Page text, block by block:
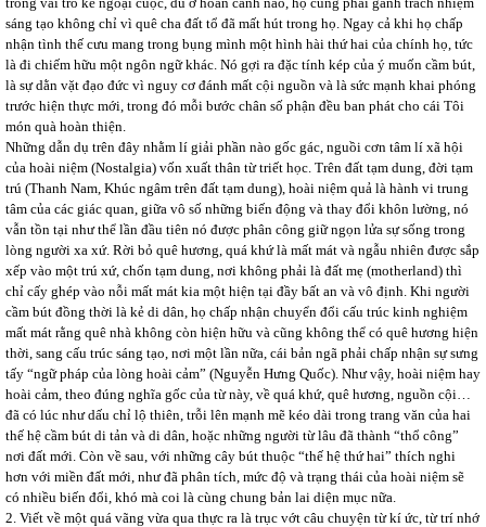
sáng tạo không chỉ vì quê cha đất tổ đã mất hút trong họ. Ngay cả khi họ chấp
nhận tình thế cưu mang trong bụng mình một hình hài thứ hai của chính họ, tức
là đi chiếm hữu một ngôn ngữ khác. Nó gợi ra đặc tính kép của ý muốn cầm bút,
là sự dằn vặt đạo đức vì nguy cơ đánh mất cội nguồn và là sức mạnh khai phóng
trước hiện thực mới, trong đó mỗi bước chân số phận đều ban phát cho cái Tôi
món quà hoàn thiện.
Những dẫn dụ trên đây nhằm lí giải phần nào gốc gác, nguồi cơn tâm lí xã hội
của hoài niệm (Nostalgia) vốn xuất thân từ triết học. Trên đất tạm dung, đời tạm
trú (Thanh Nam, Khúc ngâm trên đất tạm dung), hoài niệm quả là hành vi trung
tâm của các giác quan, giữa vô số những biến động và thay đổi khôn lường, nó
vẫn tồn tại như thể lần đầu tiên nó được phân công giữ ngọn lửa sự sống trong
lòng người xa xứ. Rời bỏ quê hương, quá khứ là mất mát và ngẫu nhiên được sắp
xếp vào một trú xứ, chốn tạm dung, nơi không phải là đất mẹ (motherland) thì
chỉ cấy ghép vào nỗi mất mát kia một hiện tại đầy bất an và vô định. Khi người
cầm bút đồng thời là kẻ di dân, họ chấp nhận chuyển đổi cấu trúc kinh nghiệm
mất mát rằng quê nhà không còn hiện hữu và cũng không thể có quê hương hiện
thời, sang cấu trúc sáng tạo, nơi một lần nữa, cái bản ngã phải chấp nhận sự sưng
tấy “ngữ pháp của lòng hoài cảm” (Nguyễn Hưng Quốc). Như vậy, hoài niệm hay
hoài cảm, theo đúng nghĩa gốc của từ này, về quá khứ, quê hương, nguồn cội…
đã có lúc như dấu chỉ lộ thiên, trỗi lên mạnh mẽ kéo dài trong trang văn của hai
thế hệ cầm bút di tản và di dân, hoặc những người từ lâu đã thành “thổ công”
nơi đất mới. Còn về sau, với những cây bút thuộc “thế hệ thứ hai” thích nghi
hơn với miền đất mới, như đã phân tích, mức độ và trạng thái của hoài niệm sẽ
có nhiều biến đổi, khó mà coi là cùng chung bản lai diện mục nữa.
2. Viết về một quá vãng vừa qua thực ra là trục vớt câu chuyện từ kí ức, từ trí nhớ